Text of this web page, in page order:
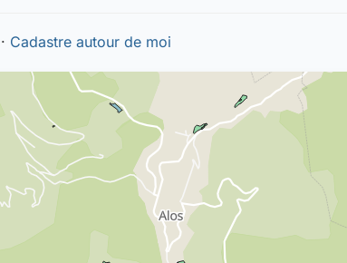
· Cadastre autour de moi